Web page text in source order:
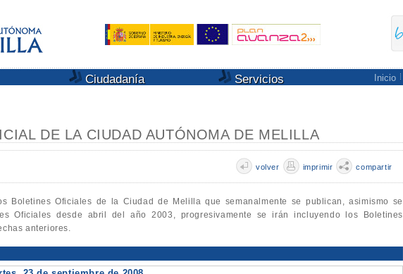
Ciudadanía Servicios Inicio
DE LA CIUDAD AUTÓNOMA DE MELILLA
volver imprimir compartir
Boletines Oficiales de la Ciudad de Melilla que semanalmente se publican, asimismo se
Oficiales desde abril del año 2003, progresivamente se irán incluyendo los Boletines
anteriores.